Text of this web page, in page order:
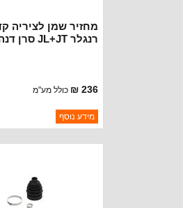
מחזיר שמן לציריה
רנגלר JL+JT סרן דנה 44
236 ₪ כולל מע"מ
ברקוד: 68398727AA
יצרן:MOPAR CHRYSLER
מידע נוסף